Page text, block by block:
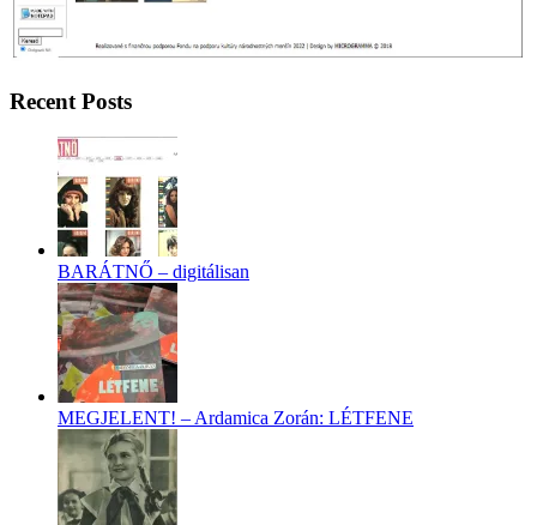
Recent Posts
BARÁTNŐ – digitálisan
MEGJELENT! – Ardamica Zorán: LÉTFENE